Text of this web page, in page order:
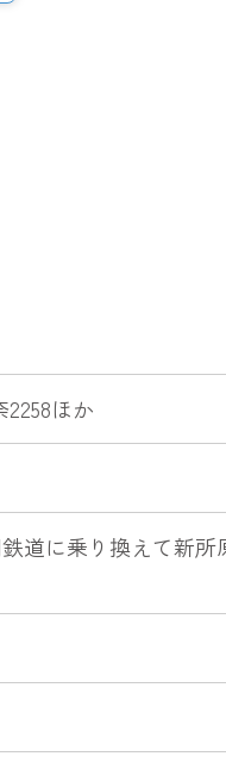
ほか
道に乗り換えて新